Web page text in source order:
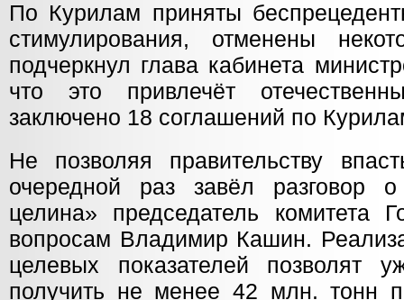
По Курилам приняты
стимулирования, отменены
подчеркнул глава кабинета
что это привлечёт
заключено 18 соглашений по
Не позволяя правительству
очередной раз завёл разговор
целина» председатель комитета
вопросам Владимир Кашин.
целевых показателей позволят
получить не менее 42 млн. тонн